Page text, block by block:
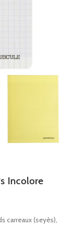
Incolore
carreaux (seyès),